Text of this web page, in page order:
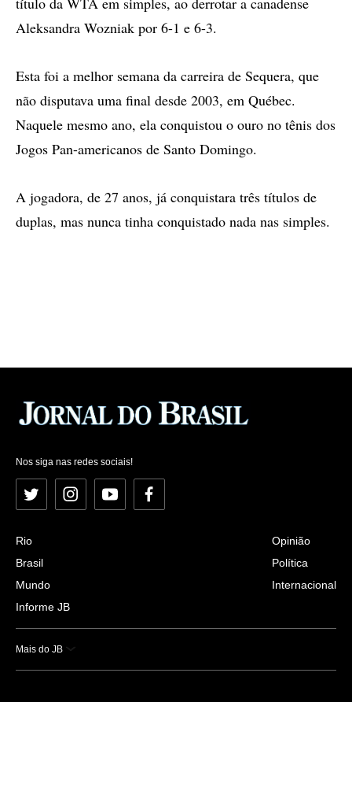
Aleksandra Wozniak por 6-1 e 6-3.
Esta foi a melhor semana da carreira de Sequera, que
não disputava uma final desde 2003, em Québec.
Naquele mesmo ano, ela conquistou o ouro no tênis dos
Jogos Pan-americanos de Santo Domingo.
A jogadora, de 27 anos, já conquistara três títulos de
duplas, mas nunca tinha conquistado nada nas simples.
Nos siga nas redes sociais!
Twitter InstagramYouTubeFacebook
Rio
Brasil
Mundo
Informe JB
Opinião
Política
Internacional
Mais do JB
Esportes